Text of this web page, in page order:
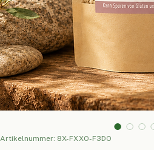
Artikelnummer: 8X-FXXO-F3DO